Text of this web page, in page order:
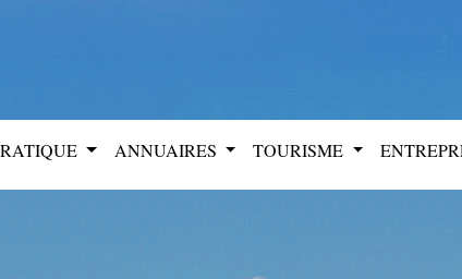
ANNUAIRES TOURISME